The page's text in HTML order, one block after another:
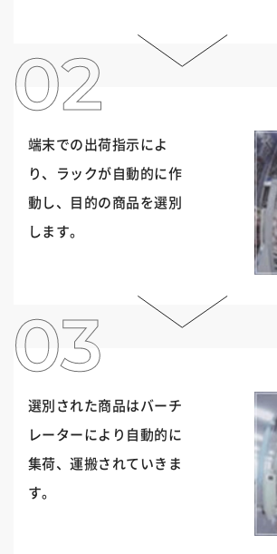
端末での出荷指示によ
り、ラックが自動的に作
動し、目的の商品を選別
します。
選別された商品はバーチ
レーターにより自動的に
集荷、運搬されていきま
す。